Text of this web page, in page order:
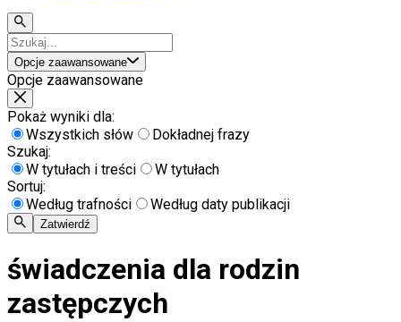
Opcje zaawansowane
Opcje zaawansowane
Pokaż wyniki dla:
Wszystkich słów
Dokładnej frazy
Szukaj:
W tytułach i treści
W tytułach
Sortuj:
Według trafności
Według daty publikacji
Zatwierdź
świadczenia dla rodzin
zastępczych